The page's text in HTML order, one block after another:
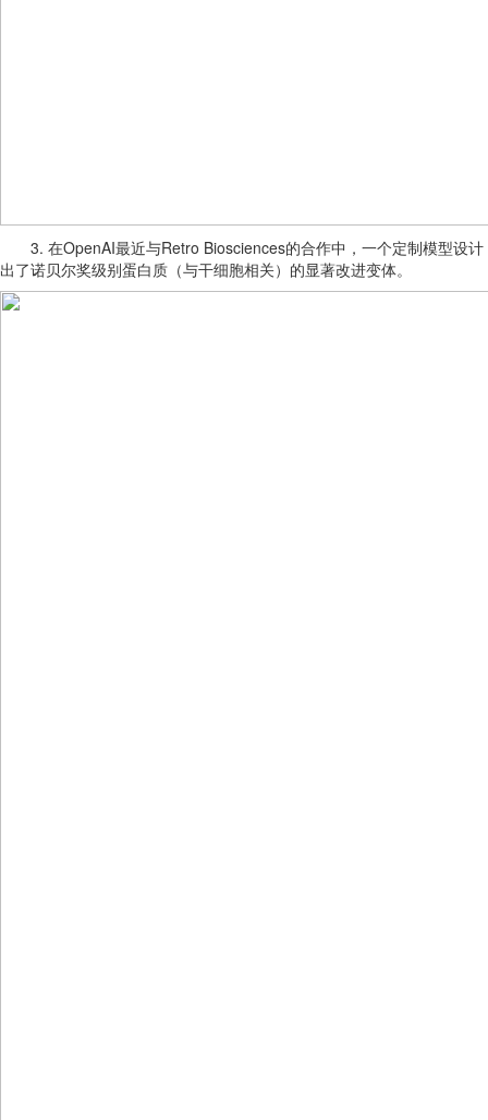
3. 在OpenAI最近与Retro Biosciences的合作中，一个定制模型设计
出了诺贝尔奖级别蛋白质（与干细胞相关）的显著改进变体。